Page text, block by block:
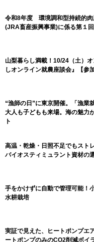
令和8年度 環境調和型持続的肉
(JRA畜産振興事業)に係る第１
山梨暮らし満載！10/24（土）
しオンライン就農座談会』【参
“漁師の日”に東京開催。「漁業
大人も子どもも来場。海の魅力
ト
高温・乾燥・日照不足でもスト
バイオスティミュラント資材の
手をかけずに自動で管理可能！
水耕栽培
実証で見えた、ヒートポンプエ
ートポンプのみのCO2削減ボイ